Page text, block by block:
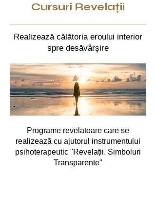
Cursuri Revelații
Realizează călătoria eroului interior
spre desăvârșire
Programe revelatoare care se
realizează cu ajutorul instrumentului
psihoterapeutic "Revelații, Simboluri
Transparente"